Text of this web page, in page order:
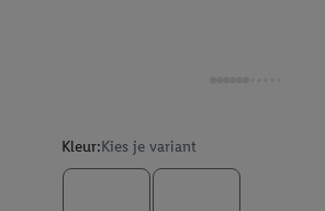
Kleur:Kies je variant